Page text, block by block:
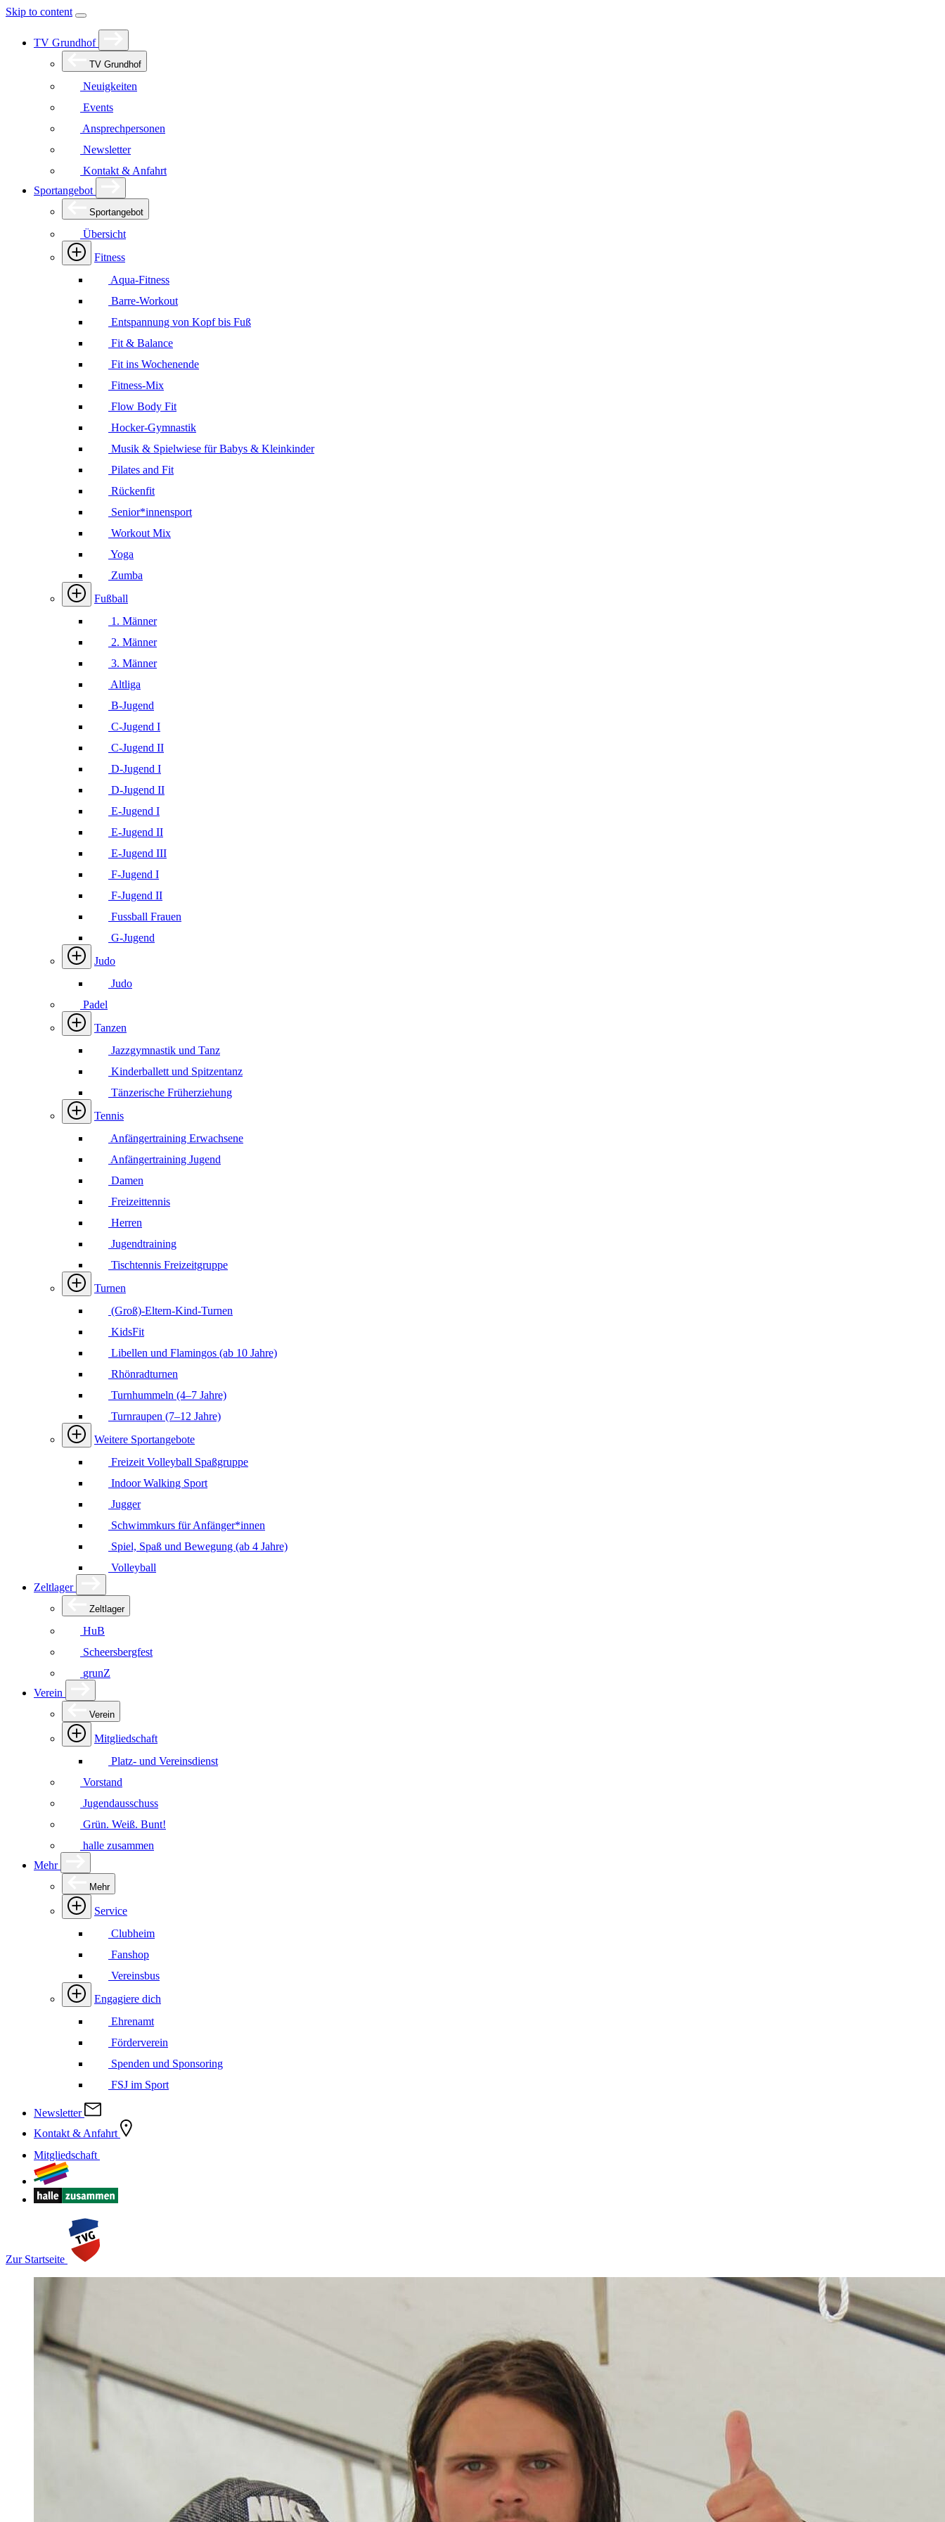
Skip to content
TV Grundhof
TV Grundhof
Neuigkeiten
Events
Ansprechpersonen
Newsletter
Kontakt & Anfahrt
Sportangebot
Sportangebot
Übersicht
Fitness
Aqua-Fitness
Barre-Workout
Entspannung von Kopf bis Fuß
Fit & Balance
Fit ins Wochenende
Fitness-Mix
Flow Body Fit
Hocker-Gymnastik
Musik & Spielwiese für Babys & Kleinkinder
Pilates and Fit
Rückenfit
Senior*innensport
Workout Mix
Yoga
Zumba
Fußball
1. Männer
2. Männer
3. Männer
Altliga
B-Jugend
C-Jugend I
C-Jugend II
D-Jugend I
D-Jugend II
E-Jugend I
E-Jugend II
E-Jugend III
F-Jugend I
F-Jugend II
Fussball Frauen
G-Jugend
Judo
Judo
Padel
Tanzen
Jazzgymnastik und Tanz
Kinderballett und Spitzentanz
Tänzerische Früherziehung
Tennis
Anfängertraining Erwachsene
Anfängertraining Jugend
Damen
Freizeittennis
Herren
Jugendtraining
Tischtennis Freizeitgruppe
Turnen
(Groß)-Eltern-Kind-Turnen
KidsFit
Libellen und Flamingos (ab 10 Jahre)
Rhönradturnen
Turnhummeln (4–7 Jahre)
Turnraupen (7–12 Jahre)
Weitere Sportangebote
Freizeit Volleyball Spaßgruppe
Indoor Walking Sport
Jugger
Schwimmkurs für Anfänger*innen
Spiel, Spaß und Bewegung (ab 4 Jahre)
Volleyball
Zeltlager
Zeltlager
HuB
Scheersbergfest
grunZ
Verein
Verein
Mitgliedschaft
Platz- und Vereinsdienst
Vorstand
Jugendausschuss
Grün. Weiß. Bunt!
halle zusammen
Mehr
Mehr
Service
Clubheim
Fanshop
Vereinsbus
Engagiere dich
Ehrenamt
Förderverein
Spenden und Sponsoring
FSJ im Sport
Newsletter
Kontakt & Anfahrt
Mitgliedschaft
Zur Startseite